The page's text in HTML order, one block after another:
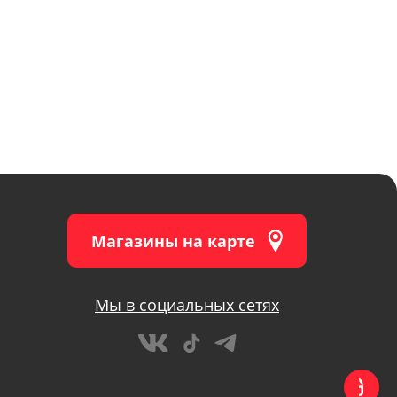
Магазины на карте
Мы в социальных сетях